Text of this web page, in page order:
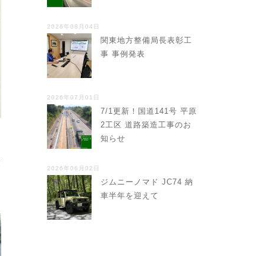
2026年08月04日
関東地方整備局長表彰工
事 事例発表
2026年07月01日
7/1更新！国道141号 平原
2工区 道路築造工事のお
知らせ
2026年06月02日
ジムニーノマド JC74 納
車半年を迎えて